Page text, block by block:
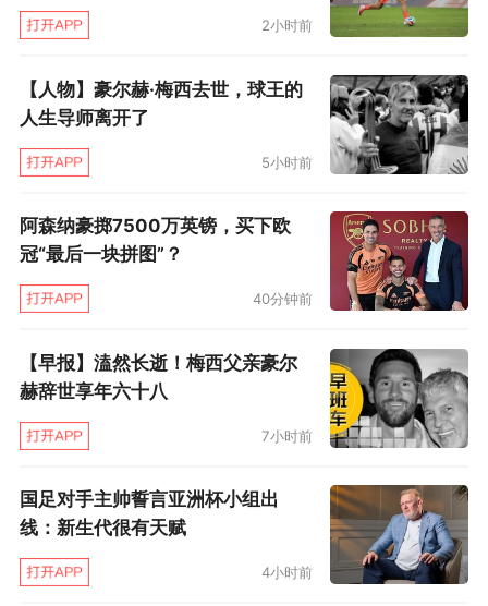
老臣的高薪积重难返，巴萨也不至于为梅西变卖
愿意放佩德里这种高价货+格列兹曼高薪被马竞
宰）。
比如他对西甲工资帽的严格预期不足，上任这么
久，直到这几天才发现搞不定工资帽；
巴萨先免签德派、阿奎罗和加西亚占了工资空间
的方法不太明智；
拉波尔塔在发言中表示：如果注册梅西我们的工
是3亿多，差额15%的话，差不多是税前5000
万。放掉格列兹曼的话，其实就已经很接近了，
无非是不敢重蹈放苏牙去马竞的覆辙，这样的操
2小时前
【人物】豪尔赫·梅西去世，球王的
人生导师离开了
5小时前
阿森纳豪掷7500万英镑，买下欧
冠“最后一块拼图”？
40分钟前
【早报】溘然长逝！梅西父亲豪尔
赫辞世享年六十八
7小时前
国足对手主帅誓言亚洲杯小组出
线：新生代很有天赋
4小时前